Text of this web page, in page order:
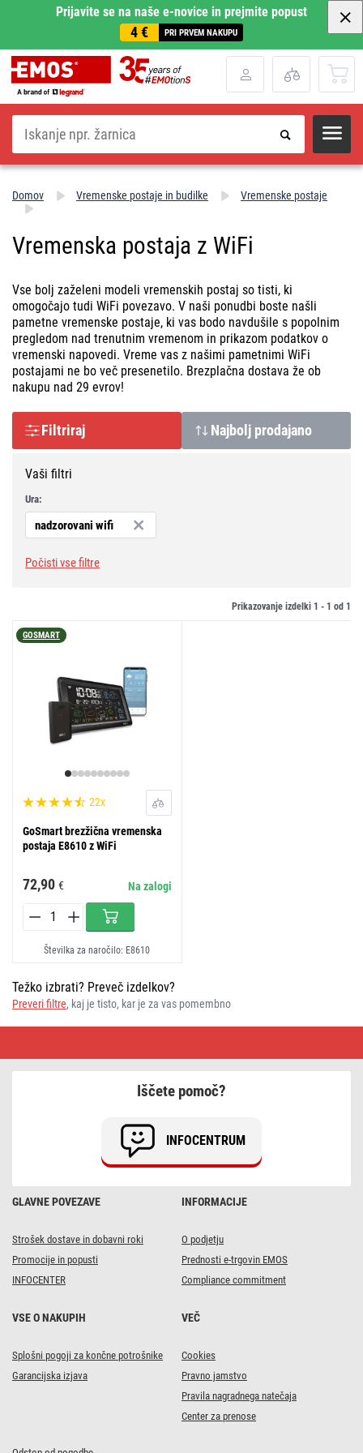
Prijavite se na naše e-novice in prejmite popust
4 € PRI PRVEM NAKUPU
Iskanje
Domov Vremenske postaje in budilke Vremenske postaje
Vremenska postaja z WiFi
Vse bolj zaželeni modeli vremenskih postaj so tisti, ki
omogočajo tudi WiFi povezavo. V naši ponudbi boste našli
pametne vremenske postaje, ki vas bodo navdušile s popolnim
pregledom nad trenutnim vremenom in prikazom podatkov o
vremenski napovedi. Vreme vas z našimi pametnimi WiFi
postajami ne bo več presenetilo. Brezplačna dostava že ob
nakupu nad 29 evrov!
Filtriraj Najbolj prodajano
Vaši filtri
Ura:
nadzorovani wifi
Počisti vse filtre
Prikazovanje izdelki 1 - 1 od 1
GOSMART
22x
GoSmart brezžična vremenska
postaja E8610 z WiFi
72,90 € Na zalogi
Številka za naročilo: E8610
Težko izbrati? Preveč izdelkov?
Preveri filtre, kaj je tisto, kar je za vas pomembno
GLAVNE POVEZAVE
Strošek dostave in dobavni roki
Promocije in popusti
INFOCENTER
INFORMACIJE
O podjetju
Prednosti e-trgovin EMOS
Compliance commitment
VSE O NAKUPIH
Splošni pogoji za končne potrošnike
Garancijska izjava
VEČ
Cookies
Pravno jamstvo
Pravila nagradnega natečaja
Center za prenose
Iščete pomoč?
INFOCENTRUM